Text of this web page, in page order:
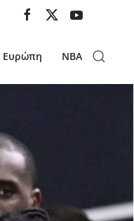
Ευρώπη NBA